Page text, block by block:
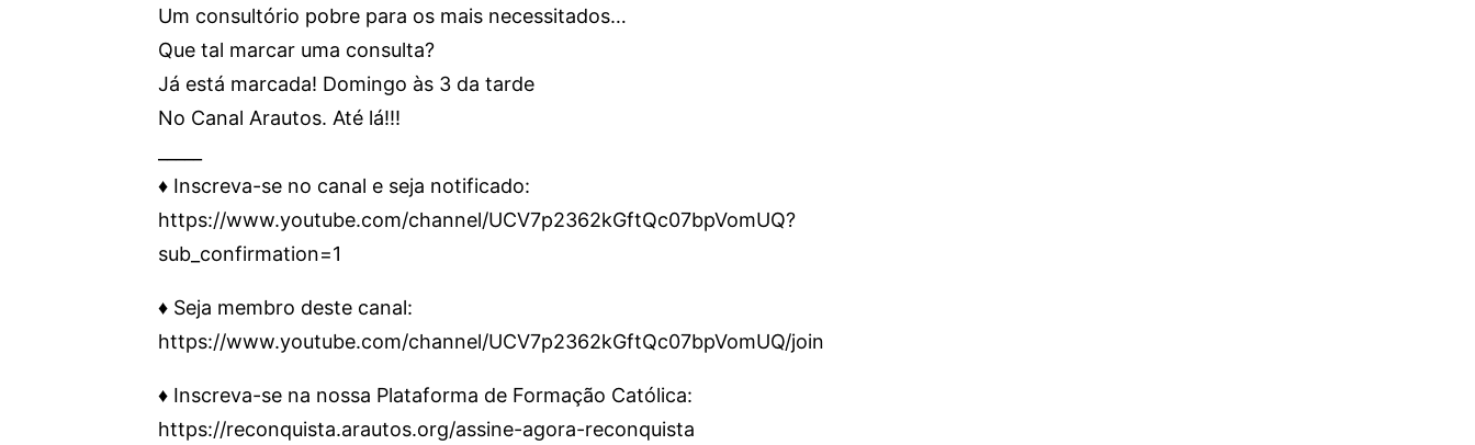
Um consultório pobre para os mais necessitados…
Que tal marcar uma consulta?
Já está marcada! Domingo às 3 da tarde
No Canal Arautos. Até lá!!!
♦️ Inscreva-se no canal e seja notificado:
https://www.youtube.com/channel/UCV7p2362kGftQc07bpVomUQ?
sub_confirmation=1
♦️ Seja membro deste canal:
https://www.youtube.com/channel/UCV7p2362kGftQc07bpVomUQ/join
♦️ Inscreva-se na nossa Plataforma de Formação Católica:
https://reconquista.arautos.org/assine-agora-reconquista